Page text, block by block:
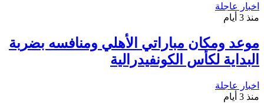
اخبار عاجلة
منذ 3 أيام
موعد ومكان مباراتي الأهلي ومنافسه بضربة
البداية لكأس الكونفيدرالية
اخبار عاجلة
منذ 3 أيام